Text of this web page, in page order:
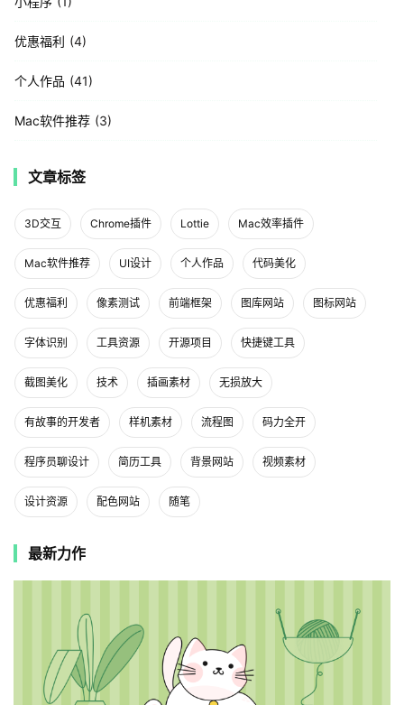
优惠福利 4
个人作品 41
Mac软件推荐 3
文章标签
3D交互 Chrome插件 Lottie Mac效率插件
Mac软件推荐 UI设计 个人作品 代码美化
优惠福利 像素测试 前端框架 图库网站 图标网站
字体识别 工具资源 开源项目 快捷键工具
截图美化 技术 插画素材 无损放大
有故事的开发者 样机素材 流程图 码力全开
程序员聊设计 简历工具 背景网站 视频素材
设计资源 配色网站 随笔
最新力作